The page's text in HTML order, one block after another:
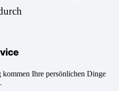
Ihre persönlichen Dinge